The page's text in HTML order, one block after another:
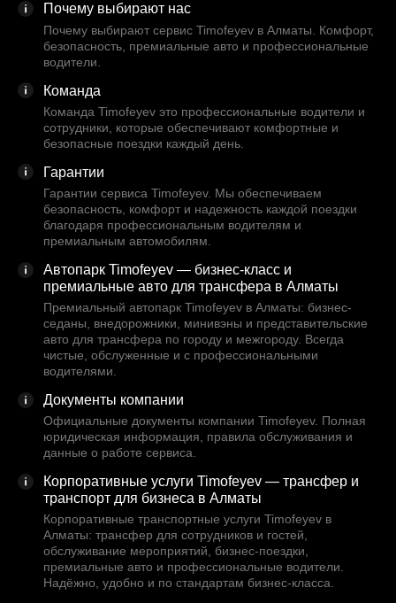
Почему выбирают нас
Почему выбирают сервис Timofeyev в Алматы. Комфорт,
безопасность, премиальные авто и профессиональные
водители.
Команда
Команда Timofeyev это профессиональные водители и
сотрудники, которые обеспечивают комфортные и
безопасные поездки каждый день.
Гарантии
Гарантии сервиса Timofeyev. Мы обеспечиваем
безопасность, комфорт и надежность каждой поездки
благодаря профессиональным водителям и
премиальным автомобилям.
Автопарк Timofeyev — бизнес-класс и
премиальные авто для трансфера в Алматы
Премиальный автопарк Timofeyev в Алматы: бизнес-
седаны, внедорожники, минивэны и представительские
авто для трансфера по городу и межгороду. Всегда
чистые, обслуженные и с профессиональными
водителями.
Документы компании
Официальные документы компании Timofeyev. Полная
юридическая информация, правила обслуживания и
данные о работе сервиса.
Корпоративные услуги Timofeyev — трансфер и
транспорт для бизнеса в Алматы
Корпоративные транспортные услуги Timofeyev в
Алматы: трансфер для сотрудников и гостей,
обслуживание мероприятий, бизнес-поездки,
премиальные авто и профессиональные водители.
Надёжно, удобно и по стандартам бизнес-класса.